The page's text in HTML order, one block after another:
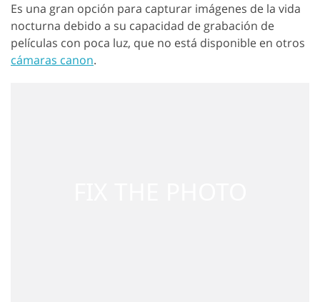
Es una gran opción para capturar imágenes de la vida
nocturna debido a su capacidad de grabación de
películas con poca luz, que no está disponible en otros
cámaras canon.